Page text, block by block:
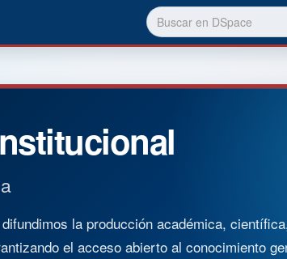
la producción académica,
el acceso abierto al conocimiento